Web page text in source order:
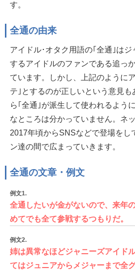
す。
全通の由来
アイドル･オタク用語の｢全通｣は
するアイドルのファンである追っ
ています。しかし、上記のように
テ｣とするのが正しいという意見も
ら｢全通｣が派生して使われるよう
なところは分かっていません。ネ
2017年頃からSNSなどで登場をし
ン達の間で広まっていきます。
全通の文章・例文
例文1.
全通したいが金がないので、来年
めてでも全て参戦するつもりだ。
例文2.
姉は異常なほどジャニーズアイド
てはジュニアからメジャーまで全